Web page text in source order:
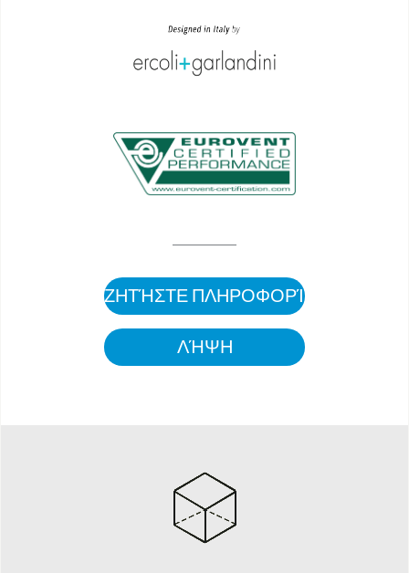
ΖΗΤΉΣΤΕ ΠΛΗΡΟΦΟΡΊΕΣ
ΛΉΨΗ